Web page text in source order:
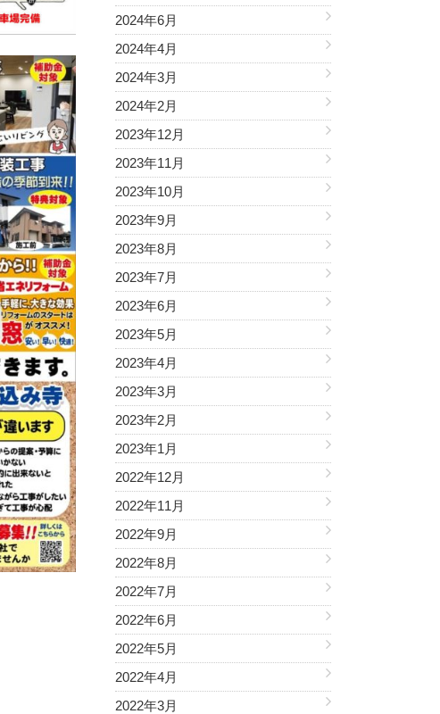
2024年6月
2024年4月
2024年3月
2024年2月
2023年12月
2023年11月
2023年10月
2023年9月
2023年8月
2023年7月
2023年6月
2023年5月
2023年4月
2023年3月
2023年2月
2023年1月
2022年12月
2022年11月
2022年9月
2022年8月
2022年7月
2022年6月
2022年5月
2022年4月
2022年3月